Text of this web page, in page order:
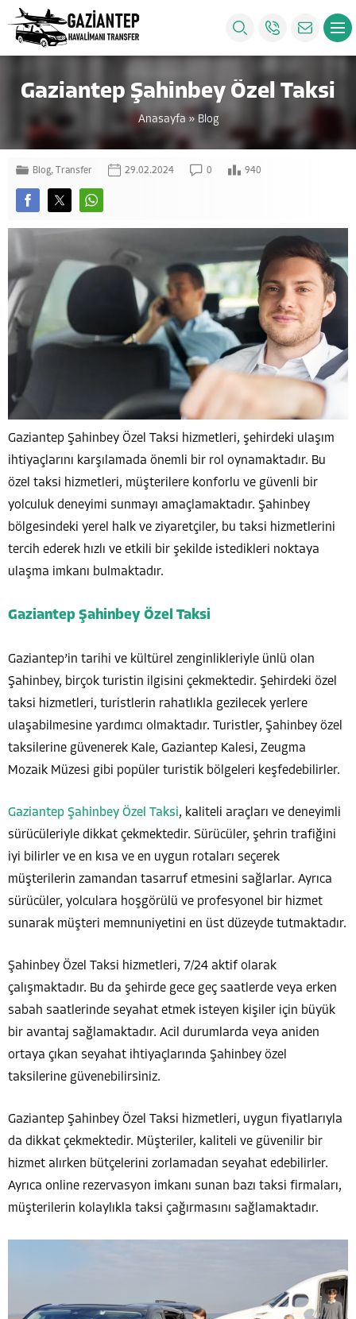
Gaziantep Şahinbey Özel Taksi
Anasayfa » Blog
Blog, Transfer 29.02.2024 0 940
Gaziantep Şahinbey Özel Taksi hizmetleri, şehirdeki ulaşım
ihtiyaçlarını karşılamada önemli bir rol oynamaktadır. Bu
özel taksi hizmetleri, müşterilere konforlu ve güvenli bir
yolculuk deneyimi sunmayı amaçlamaktadır. Şahinbey
bölgesindeki yerel halk ve ziyaretçiler, bu taksi hizmetlerini
tercih ederek hızlı ve etkili bir şekilde istedikleri noktaya
ulaşma imkanı bulmaktadır.
Gaziantep Şahinbey Özel Taksi
Gaziantep’in tarihi ve kültürel zenginlikleriyle ünlü olan
Şahinbey, birçok turistin ilgisini çekmektedir. Şehirdeki özel
taksi hizmetleri, turistlerin rahatlıkla gezilecek yerlere
ulaşabilmesine yardımcı olmaktadır. Turistler, Şahinbey özel
taksilerine güvenerek Kale, Gaziantep Kalesi, Zeugma
Mozaik Müzesi gibi popüler turistik bölgeleri keşfedebilirler.
Gaziantep Şahinbey Özel Taksi, kaliteli araçları ve deneyimli
sürücüleriyle dikkat çekmektedir. Sürücüler, şehrin trafiğini
iyi bilirler ve en kısa ve en uygun rotaları seçerek
müşterilerin zamandan tasarruf etmesini sağlarlar. Ayrıca
sürücüler, yolculara hoşgörülü ve profesyonel bir hizmet
sunarak müşteri memnuniyetini en üst düzeyde tutmaktadır.
Şahinbey Özel Taksi hizmetleri, 7/24 aktif olarak
çalışmaktadır. Bu da şehirde gece geç saatlerde veya erken
sabah saatlerinde seyahat etmek isteyen kişiler için büyük
bir avantaj sağlamaktadır. Acil durumlarda veya aniden
ortaya çıkan seyahat ihtiyaçlarında Şahinbey özel
taksilerine güvenebilirsiniz.
Gaziantep Şahinbey Özel Taksi hizmetleri, uygun fiyatlarıyla
da dikkat çekmektedir. Müşteriler, kaliteli ve güvenilir bir
hizmet alırken bütçelerini zorlamadan seyahat edebilirler.
Ayrıca online rezervasyon imkanı sunan bazı taksi firmaları,
müşterilerin kolaylıkla taksi çağırmasını sağlamaktadır.